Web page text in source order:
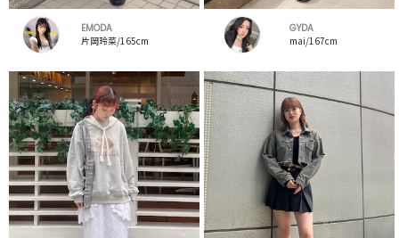
EMODA
片岡玲菜/165cm
GYDA
mai/167cm